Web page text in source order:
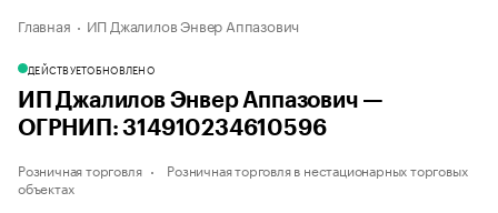
Главная ИП Джалилов Энвер Аппазович
ДЕЙСТВУЕТОБНОВЛЕНО
ИП Джалилов Энвер Аппазович —
ОГРНИП: 314910234610596
Розничная торговля
Розничная торговля в нестационарных торговых
объектах